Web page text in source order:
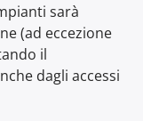
sarà
(ad eccezione
il
dagli accessi